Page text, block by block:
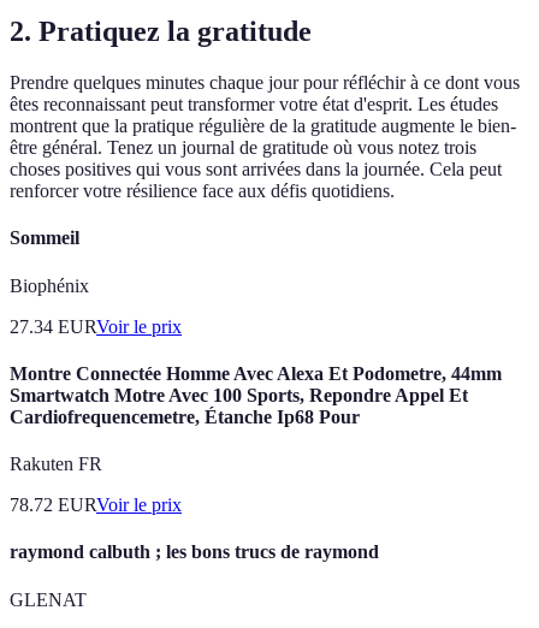
2. Pratiquez la gratitude
Prendre quelques minutes chaque jour pour réfléchir à ce dont vous
êtes reconnaissant peut transformer votre état d'esprit. Les études
montrent que la pratique régulière de la gratitude augmente le bien-
être général. Tenez un journal de gratitude où vous notez trois
choses positives qui vous sont arrivées dans la journée. Cela peut
renforcer votre résilience face aux défis quotidiens.
Sommeil
Biophénix
27.34 EURVoir le prix
Montre Connectée Homme Avec Alexa Et Podometre, 44mm
Smartwatch Motre Avec 100 Sports, Repondre Appel Et
Cardiofrequencemetre, Étanche Ip68 Pour
Rakuten FR
78.72 EURVoir le prix
raymond calbuth ; les bons trucs de raymond
GLENAT